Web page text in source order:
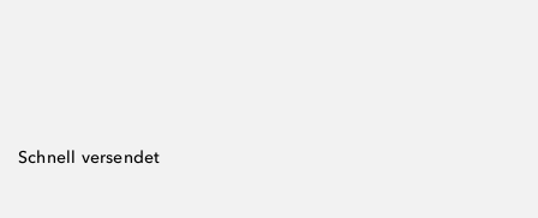
Schnell versendet